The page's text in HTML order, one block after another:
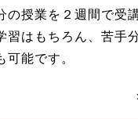
の授業を２週間で受
習はもちろん、苦手
可能です。